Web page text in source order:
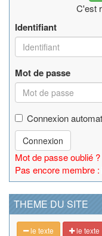
C'est
Identifiant
Mot de passe
Connexion
Connexion
Mot de passe oublié ?
Pas encore membre
THEME DU SITE
le texte le texte